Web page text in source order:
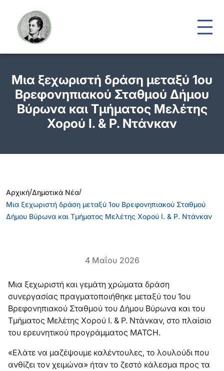
Μια ξεχωριστή δράση μεταξύ 1ου
Βρεφονηπιακού Σταθμού Δήμου
Βύρωνα και Τμήματος Μελέτης
Χορού Ι. & Ρ. Ντάνκαν
Αρχική/Δημοτικά Νέα/
Μια ξεχωριστή δράση μεταξύ 1ου Βρεφονηπιακού Σταθμού
Δήμου Βύρωνα και Τμήματος Μελέτης Χορού Ι. & Ρ. Ντάνκαν
4 Μαΐου 2026
Μια ξεχωριστή και γεμάτη χρώματα δράση
συνεργασίας πραγματοποιήθηκε μεταξύ του 1ου
Βρεφονηπιακού Σταθμού του Δήμου Βύρωνα και του
Τμήματος Μελέτης Χορού Ι. & Ρ. Ντάνκαν, στο πλαίσιο
του ερευνητικού προγράμματος MATCH.
«Ελάτε να μαζέψουμε καλέντουλες, το λουλούδι που
ανθίζει τον χειμώνα» ήταν το ζεστό κάλεσμα προς τα